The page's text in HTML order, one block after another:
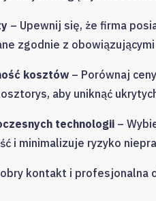
– Upewnij się, że firma
zgodnie z
kosztów – Porównaj
aby uniknąć
technologii –
i minimalizuje ryzyko
kontakt i profesjonalna